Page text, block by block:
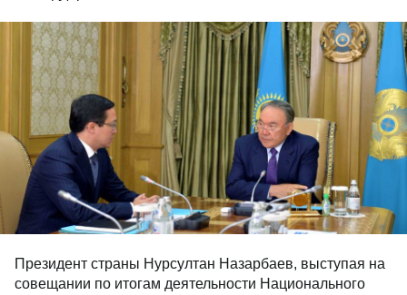
Президент страны Нурсултан Назарбаев, выступая на
совещании по итогам деятельности Национального